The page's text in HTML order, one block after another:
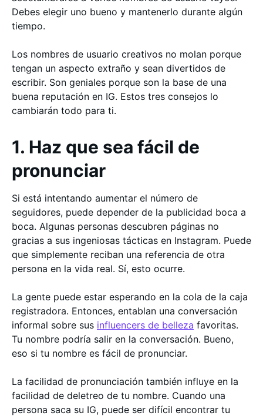
Debes elegir uno bueno y mantenerlo durante algún
tiempo.
Los nombres de usuario creativos no molan porque
tengan un aspecto extraño y sean divertidos de
escribir. Son geniales porque son la base de una
buena reputación en IG. Estos tres consejos lo
cambiarán todo para ti.
1. Haz que sea fácil de
pronunciar
Si está intentando aumentar el número de
seguidores, puede depender de la publicidad boca a
boca. Algunas personas descubren páginas no
gracias a sus ingeniosas tácticas en Instagram. Puede
que simplemente reciban una referencia de otra
persona en la vida real. Sí, esto ocurre.
La gente puede estar esperando en la cola de la caja
registradora. Entonces, entablan una conversación
informal sobre sus influencers de belleza favoritas.
Tu nombre podría salir en la conversación. Bueno,
eso si tu nombre es fácil de pronunciar.
La facilidad de pronunciación también influye en la
facilidad de deletreo de tu nombre. Cuando una
persona saca su IG, puede ser difícil encontrar tu